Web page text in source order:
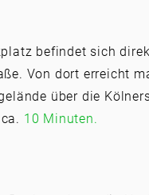
befindet sich
Von dort erreicht
über die
10 Minuten.